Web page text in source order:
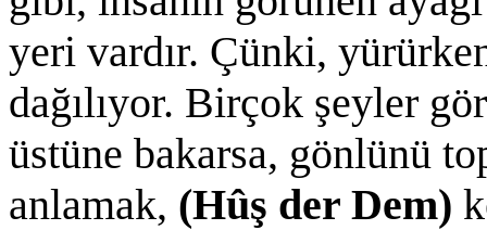
yeri vardır. Çünki,
dağılıyor. Birçok şeyler
üstüne bakarsa, gönlünü
anlamak, (Hûş der Dem)